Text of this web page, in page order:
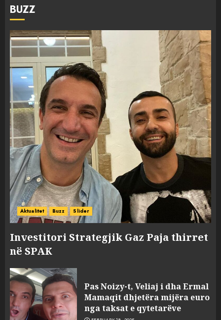
BUZZ
Aktualitet Buzz Slider
Investitori Strategjik Gaz Paja thirret
në SPAK
Pas Noizy-t, Veliaj i dha Ermal
Mamaqit dhjetëra mijëra euro
nga taksat e qytetarëve